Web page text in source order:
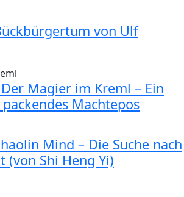
von Ulf
Magier im Kreml – Ein
Machtepos
Mind – Die Suche nach
(von Shi Heng Yi)